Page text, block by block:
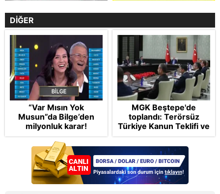
DİĞER
“Var Mısın Yok
Musun”da Bilge’den
milyonluk karar!
MGK Beştepe'de
toplandı: Terörsüz
Türkiye Kanun Teklifi ve
bölgesel güvenlik
başlıkları masada